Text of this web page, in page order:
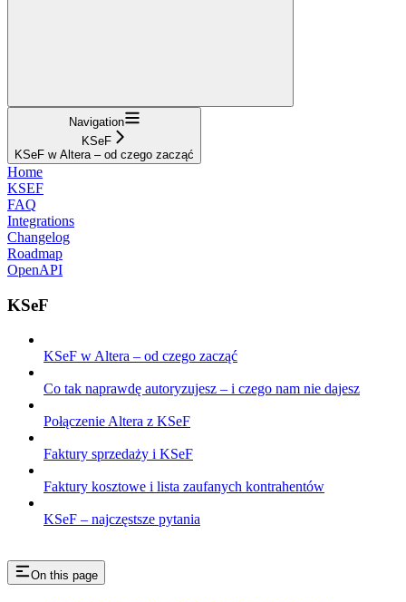
Navigation
KSeF
KSeF w Altera – od czego zacząć
Home
KSEF
FAQ
Integrations
Changelog
Roadmap
OpenAPI
KSeF
KSeF w Altera – od czego zacząć
Co tak naprawdę autoryzujesz – i czego nam nie dajesz
Połączenie Altera z KSeF
Faktury sprzedaży i KSeF
Faktury kosztowe i lista zaufanych kontrahentów
KSeF – najczęstsze pytania
On this page